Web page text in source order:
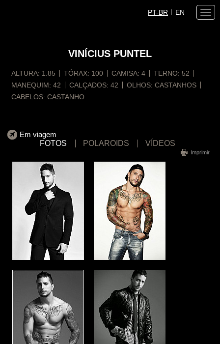
PT-BR EN
VINÍCIUS PUNTEL
ALTURA: 1.85 TÓRAX: 100 CAMISA: 4 TERNO: 52
MANEQUIM: 42 CALÇADOS: 42 OLHOS: CASTANHOS
CABELOS: CASTANHO
Em viagem
FOTOS
POLAROIDS VÍDEOS
Imprimir